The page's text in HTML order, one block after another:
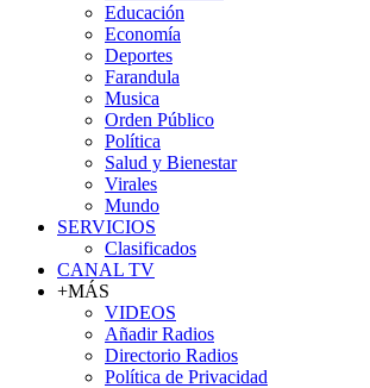
Educación
Economía
Deportes
Farandula
Musica
Orden Público
Política
Salud y Bienestar
Virales
Mundo
SERVICIOS
Clasificados
CANAL TV
+MÁS
VIDEOS
Añadir Radios
Directorio Radios
Política de Privacidad